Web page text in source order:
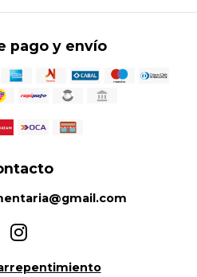
pago y envío